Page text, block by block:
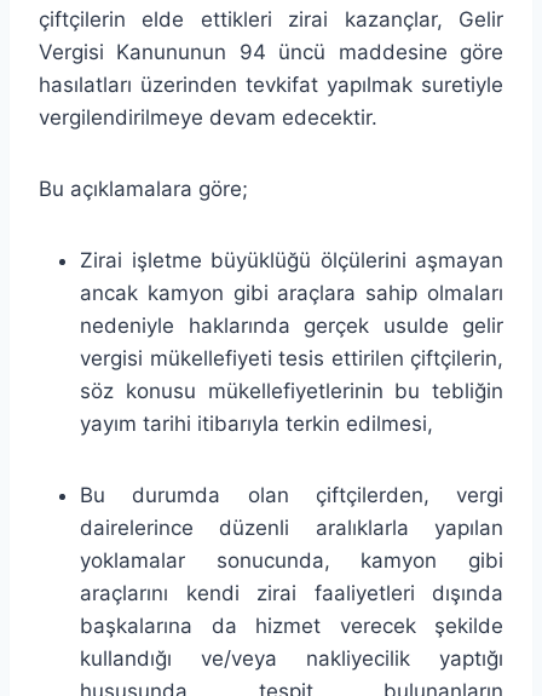
çiftçilerin elde ettikleri zirai kazançlar, Gelir
Vergisi Kanununun 94 üncü maddesine göre
hasılatları üzerinden tevkifat yapılmak suretiyle
vergilendirilmeye devam edecektir.
Bu açıklamalara göre;
Zirai işletme büyüklüğü ölçülerini aşmayan
ancak kamyon gibi araçlara sahip olmaları
nedeniyle haklarında gerçek usulde gelir
vergisi mükellefiyeti tesis ettirilen çiftçilerin,
söz konusu mükellefiyetlerinin bu tebliğin
yayım tarihi itibarıyla terkin edilmesi,
Bu durumda olan çiftçilerden, vergi
dairelerince düzenli aralıklarla yapılan
yoklamalar sonucunda, kamyon gibi
araçlarını kendi zirai faaliyetleri dışında
başkalarına da hizmet verecek şekilde
kullandığı ve/veya nakliyecilik yaptığı
hususunda tespit bulunanların